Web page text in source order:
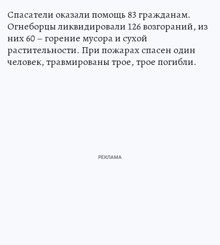
Спасатели оказали помощь 83 гражданам.
Огнеборцы ликвидировали 126 возгораний, из
них 60 – горение мусора и сухой
растительности. При пожарах спасен один
человек, травмированы трое, трое погибли.